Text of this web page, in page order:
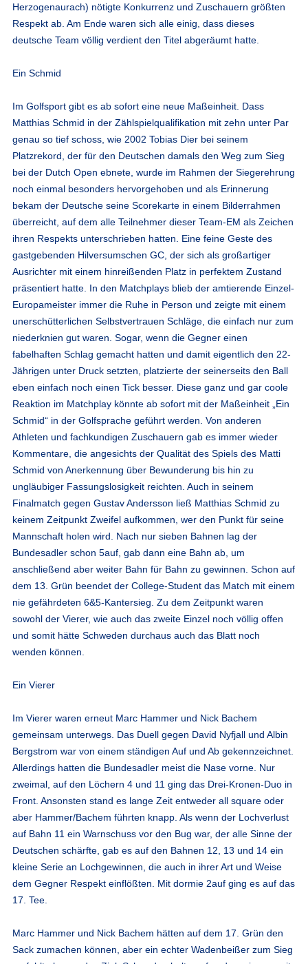
Herzogenaurach) nötigte Konkurrenz und Zuschauern größten
Respekt ab. Am Ende waren sich alle einig, dass dieses
deutsche Team völlig verdient den Titel abgeräumt hatte.
Ein Schmid
Im Golfsport gibt es ab sofort eine neue Maßeinheit. Dass
Matthias Schmid in der Zählspielqualifikation mit zehn unter Par
genau so tief schoss, wie 2002 Tobias Dier bei seinem
Platzrekord, der für den Deutschen damals den Weg zum Sieg
bei der Dutch Open ebnete, wurde im Rahmen der Siegerehrung
noch einmal besonders hervorgehoben und als Erinnerung
bekam der Deutsche seine Scorekarte in einem Bilderrahmen
überreicht, auf dem alle Teilnehmer dieser Team-EM als Zeichen
ihren Respekts unterschrieben hatten. Eine feine Geste des
gastgebenden Hilversumschen GC, der sich als großartiger
Ausrichter mit einem hinreißenden Platz in perfektem Zustand
präsentiert hatte. In den Matchplays blieb der amtierende Einzel-
Europameister immer die Ruhe in Person und zeigte mit einem
unerschütterlichen Selbstvertrauen Schläge, die einfach nur zum
niederknien gut waren. Sogar, wenn die Gegner einen
fabelhaften Schlag gemacht hatten und damit eigentlich den 22-
Jährigen unter Druck setzten, platzierte der seinerseits den Ball
eben einfach noch einen Tick besser. Diese ganz und gar coole
Reaktion im Matchplay könnte ab sofort mit der Maßeinheit „Ein
Schmid“ in der Golfsprache geführt werden. Von anderen
Athleten und fachkundigen Zuschauern gab es immer wieder
Kommentare, die angesichts der Qualität des Spiels des Matti
Schmid von Anerkennung über Bewunderung bis hin zu
ungläubiger Fassungslosigkeit reichten. Auch in seinem
Finalmatch gegen Gustav Andersson ließ Matthias Schmid zu
keinem Zeitpunkt Zweifel aufkommen, wer den Punkt für seine
Mannschaft holen wird. Nach nur sieben Bahnen lag der
Bundesadler schon 5auf, gab dann eine Bahn ab, um
anschließend aber weiter Bahn für Bahn zu gewinnen. Schon auf
dem 13. Grün beendet der College-Student das Match mit einem
nie gefährdeten 6&5-Kantersieg. Zu dem Zeitpunkt waren
sowohl der Vierer, wie auch das zweite Einzel noch völlig offen
und somit hätte Schweden durchaus auch das Blatt noch
wenden können.
Ein Vierer
Im Vierer waren erneut Marc Hammer und Nick Bachem
gemeinsam unterwegs. Das Duell gegen David Nyfjall und Albin
Bergstrom war von einem ständigen Auf und Ab gekennzeichnet.
Allerdings hatten die Bundesadler meist die Nase vorne. Nur
zweimal, auf den Löchern 4 und 11 ging das Drei-Kronen-Duo in
Front. Ansonsten stand es lange Zeit entweder all square oder
aber Hammer/Bachem führten knapp. Als wenn der Lochverlust
auf Bahn 11 ein Warnschuss vor den Bug war, der alle Sinne der
Deutschen schärfte, gab es auf den Bahnen 12, 13 und 14 ein
kleine Serie an Lochgewinnen, die auch in ihrer Art und Weise
dem Gegner Respekt einflößten. Mit dormie 2auf ging es auf das
17. Tee.
Marc Hammer und Nick Bachem hätten auf dem 17. Grün den
Sack zumachen können, aber ein echter Wadenbeißer zum Sieg